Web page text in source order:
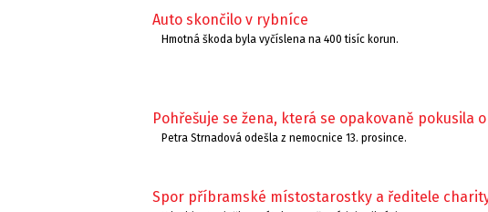
Auto skončilo v rybníce
Hmotná škoda byla vyčíslena na 400 tisíc korun.
Pohřešuje se žena, která se opakovaně pokusila
Petra Strnadová odešla z nemocnice 13. prosince.
Spor příbramské místostarostky a ředitele